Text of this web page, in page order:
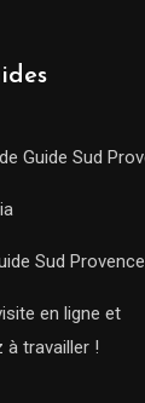
Guide Sud
Sud Provence
en ligne et
travailler !